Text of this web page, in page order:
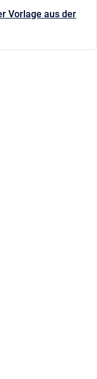
Vorlage aus der